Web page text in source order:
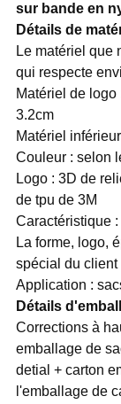
sur bande en
Détails de
Le matériel que
qui respecte
Matériel de
3.2cm
Matériel
Couleur : selon
Logo : 3D de
de tpu de 3M
Caractéristique
La forme, logo,
spécial du client
Application :
Détails
Corrections à
emballage de
detial + carton
l'emballage de